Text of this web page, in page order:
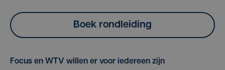
Boek rondleiding
Focus en WTV willen er voor iedereen zijn